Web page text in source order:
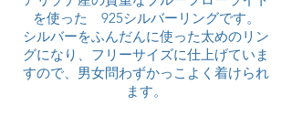
を使った 925シルバーリングです。
シルバーをふんだんに使った太めのリン
グになり、フリーサイズに仕上げていま
すので、男女問わずかっこよく着けられ
ます。